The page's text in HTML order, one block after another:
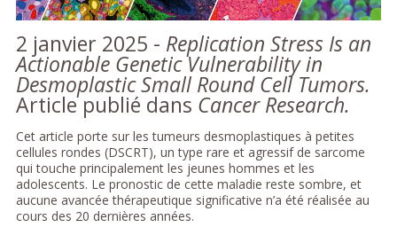
2 janvier 2025 - Replication Stress Is an
Actionable Genetic Vulnerability in
Desmoplastic Small Round Cell Tumors.
Article publié dans Cancer Research.
Cet article porte sur les tumeurs desmoplastiques à petites
cellules rondes (DSCRT), un type rare et agressif de sarcome
qui touche principalement les jeunes hommes et les
adolescents. Le pronostic de cette maladie reste sombre, et
aucune avancée thérapeutique significative n’a été réalisée au
cours des 20 dernières années.